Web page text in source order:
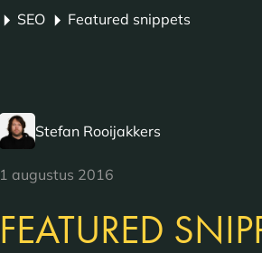
SEO Featured snippets
Stefan Rooijakkers
1 augustus 2016
FEATURED